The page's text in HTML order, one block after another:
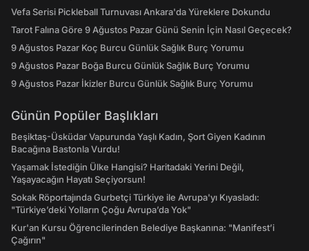
Vefa Serisi Pickleball Turnuvası Ankara'da Yüreklere Dokundu
Tarot Falına Göre 9 Ağustos Pazar Günü Senin İçin Nasıl Geçecek?
9 Ağustos Pazar Koç Burcu Günlük Sağlık Burç Yorumu
9 Ağustos Pazar Boğa Burcu Günlük Sağlık Burç Yorumu
9 Ağustos Pazar İkizler Burcu Günlük Sağlık Burç Yorumu
Günün Popüler Başlıkları
Beşiktaş-Üsküdar Vapurunda Yaşlı Kadın, Şort Giyen Kadının
Bacağına Bastonla Vurdu!
Yaşamak İstediğin Ülke Hangisi? Haritadaki Yerini Değil,
Yaşayacağın Hayatı Seçiyorsun!
Sokak Röportajında Gurbetçi Türkiye ile Avrupa'yı Kıyasladı:
"Türkiye’deki Yolların Çoğu Avrupa’da Yok"
Kur'an Kursu Öğrencilerinden Belediye Başkanına: "Manifest’i
Çağırın"